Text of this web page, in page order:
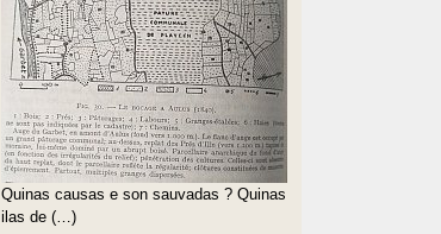
Quinas causas e son sauvadas ? Quinas
ilas de (…)